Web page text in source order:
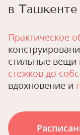
в Ташкенте
Практическое
стильные вещи
стежков до
вдохновение и